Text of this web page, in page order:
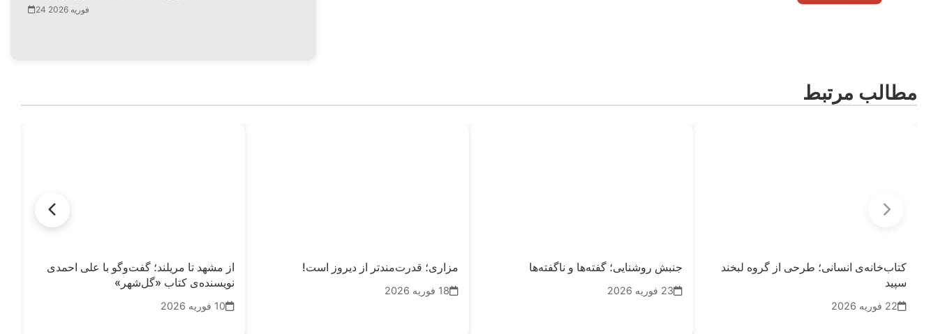
24 فوریه 2026
مطالب مرتبط
کتاب‌خانه‌ی انسانی؛ طرحی از گروه لبخند
سپید
22 فوریه 2026
جنبش روشنایی؛ گفته‌ها و ناگفته‌ها
23 فوریه 2026
مزاری؛ قدرت‌مندتر از دیروز است!
18 فوریه 2026
از مشهد تا مریلند؛ گفت‌وگو با علی احمدی
نویسنده‌ی کتاب «گل‌شهر»
10 فوریه 2026